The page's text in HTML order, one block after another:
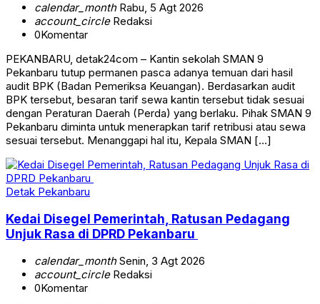
calendar_monthRabu, 5 Agt 2026
account_circleRedaksi
0Komentar
PEKANBARU, detak24com – Kantin sekolah SMAN 9
Pekanbaru tutup permanen pasca adanya temuan dari hasil
audit BPK (Badan Pemeriksa Keuangan). Berdasarkan audit
BPK tersebut, besaran tarif sewa kantin tersebut tidak sesuai
dengan Peraturan Daerah (Perda) yang berlaku. Pihak SMAN 9
Pekanbaru diminta untuk menerapkan tarif retribusi atau sewa
sesuai tersebut. Menanggapi hal itu, Kepala SMAN […]
Detak Pekanbaru
Kedai Disegel Pemerintah, Ratusan Pedagang
Unjuk Rasa di DPRD Pekanbaru
calendar_monthSenin, 3 Agt 2026
account_circleRedaksi
0Komentar